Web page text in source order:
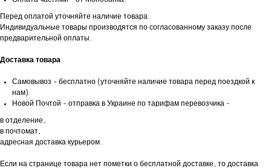
Перед оплатой уточняйте наличие товара.
Индивидуальные товары производятся по согласованному заказу после
предварительной оплаты.
Доставка товара
Самовывоз - бесплатно (уточняйте наличие товара перед поездкой к
нам).
Новой Почтой - отправка в Украине по тарифам перевозчика -
в отделение,
в почтомат,
адресная доставка курьером.
Если на странице товара нет пометки о бесплатной доставке, то доставка